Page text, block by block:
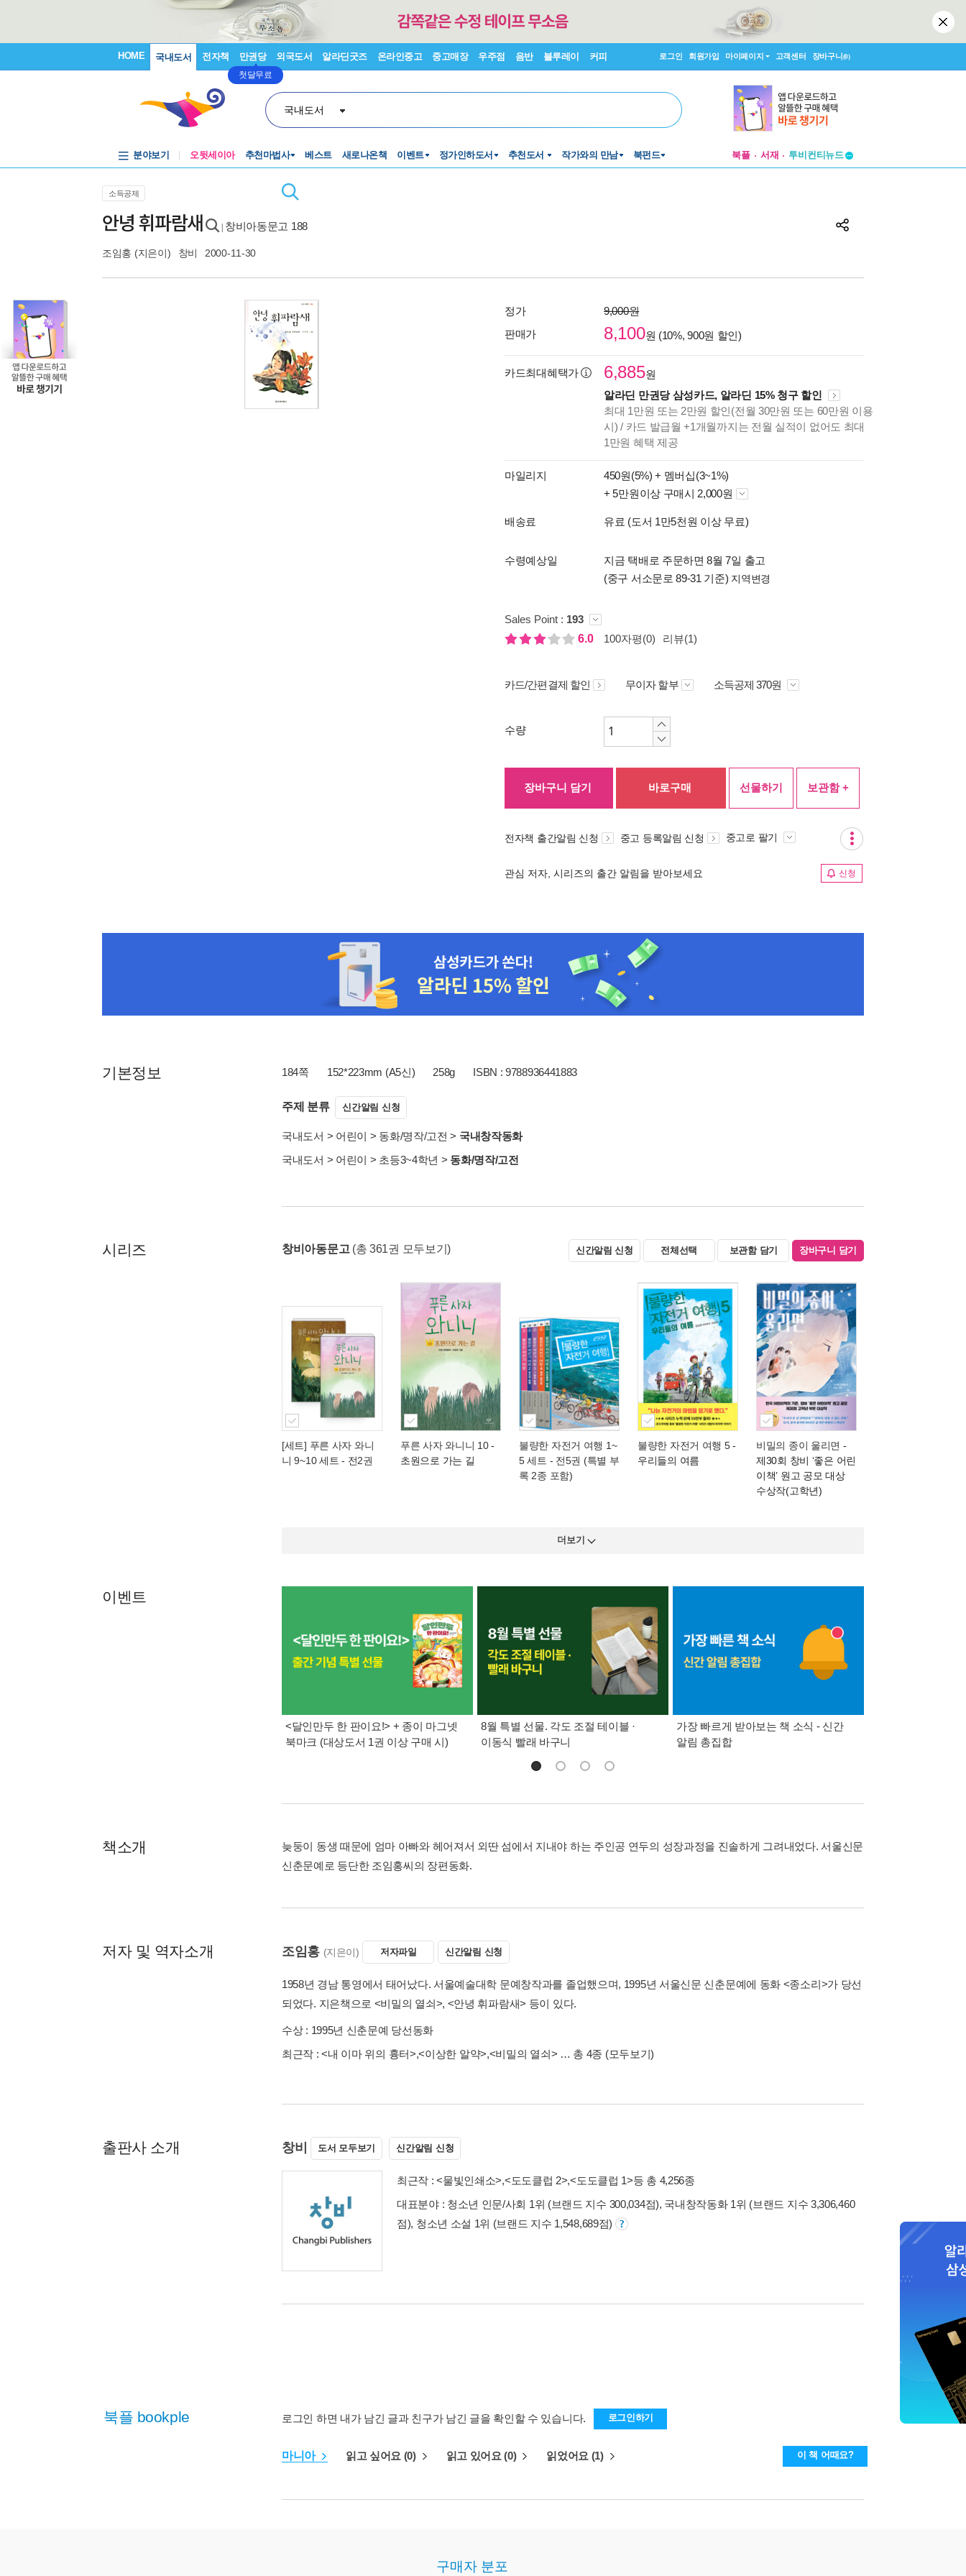
HOME 국내도서 전자책 만권당
첫달무료
외국도서 알라딘굿즈 온라인중고 중고매장 우주점 음반 블루레이 커피 로그인 회원가입 마이페이지 고객센터 장바구니(0)
국내도서
분야보기 오뒷세이아 추천마법사 베스트 새로나온책 이벤트 정가인하도서 추천도서 작가와의 만남 북펀드 북플 서재
투비컨티뉴드
소득공제
안녕 휘파람새 창비아동문고 188
조임홍 (지은이) 창비 2000-11-30
정가
9,000원
판매가
8,100원 (10%, 900원 할인)
카드최대혜택가 6,885원
알라딘 만권당 삼성카드, 알라딘 15% 청구 할인
최대 1만원 또는 2만원 할인(전월 30만원 또는 60만원 이용
시) / 카드 발급월 +1개월까지는 전월 실적이 없어도 최대
1만원 혜택 제공
마일리지 450원(5%) + 멤버십(3~1%)
+ 5만원이상 구매시 2,000원
배송료 유료 (도서 1만5천원 이상 무료)
수령예상일
지금 택배로 주문하면 8월 7일 출고
(중구 서소문로 89-31 기준) 지역변경
Sales Point : 193
6.0
100자평(0) 리뷰(1)
카드/간편결제 할인 무이자 할부 소득공제 370원
수량
장바구니 담기 바로구매 선물하기 보관함 +
전자책 출간알림 신청 중고 등록알림 신청 중고로 팔기
관심 저자, 시리즈의 출간 알림을 받아보세요 신청
기본정보 184쪽 152*223mm (A5신) 258g ISBN : 9788936441883
주제 분류 신간알림 신청
국내도서 > 어린이 > 동화/명작/고전 > 국내창작동화
국내도서 > 어린이 > 초등3~4학년 > 동화/명작/고전
시리즈 창비아동문고 (총 361권 모두보기) 신간알림 신청 전체선택 보관함 담기 장바구니 담기
[세트] 푸른 사자 와니
니 9~10 세트 - 전2권
푸른 사자 와니니 10-
초원으로 가는 길
불량한 자전거 여행 1~
5 세트 - 전5권 (특별 부
록 2종 포함)
불량한 자전거 여행 5-
우리들의 여름
비밀의 종이 울리면 -
제30회 창비 ‘좋은 어린
이책’ 원고 공모 대상
수상작(고학년)
더보기
이벤트
<달인만두 한 판이요!> + 종이 마그넷
북마크 (대상도서 1권 이상 구매 시)
8월 특별 선물. 각도 조절 테이블 ·
이동식 빨래 바구니
가장 빠르게 받아보는 책 소식 - 신간
알림 총집합
책소개
늦둥이 동생 때문에 엄마 아빠와 헤어져서 외딴 섬에서 지내야 하는 주인공 연두의 성장과정을 진솔하게 그려내었다. 서울신문
신춘문예로 등단한 조임홍씨의 장편동화.
저자 및 역자소개 조임홍 (지은이) 저자파일 신간알림 신청
1958년 경남 통영에서 태어났다. 서울예술대학 문예창작과를 졸업했으며, 1995년 서울신문 신춘문예에 동화 <종소리>가 당선
되었다. 지은책으로 <비밀의 열쇠>, <안녕 휘파람새> 등이 있다.
수상 : 1995년 신춘문예 당선동화
최근작 :<내 이마 위의 흉터>,<이상한 알약>,<비밀의 열쇠> … 총 4종 (모두보기)
출판사 소개 창비 도서 모두보기 신간알림 신청
최근작 :<물빛인쇄소>,<도도클럽 2>,<도도클럽 1>등 총 4,256종
대표분야 : 청소년 인문/사회 1위 (브랜드 지수 300,034점), 국내창작동화 1위 (브랜드 지수 3,306,460
점), 청소년 소설 1위 (브랜드 지수 1,548,689점)
북플 bookple 로그인 하면 내가 남긴 글과 친구가 남긴 글을 확인할 수 있습니다. 로그인하기
마니아 읽고 싶어요 (0) 읽고 있어요 (0) 읽었어요 (1) 이 책 어때요?
구매자 분포